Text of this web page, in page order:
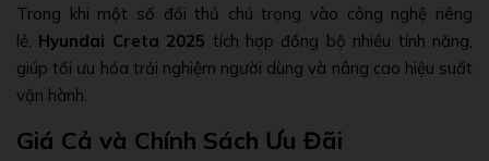
Trong khi một số đối thủ chú trọng vào công nghệ riêng
lẻ, Hyundai Creta 2025 tích hợp đồng bộ nhiều tính năng,
giúp tối ưu hóa trải nghiệm người dùng và nâng cao hiệu suất
vận hành.
Giá Cả và Chính Sách Ưu Đãi